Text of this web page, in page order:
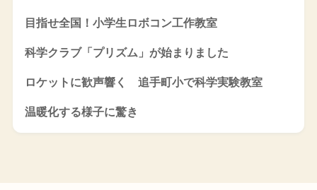
目指せ全国！小学生ロボコン工作教室
科学クラブ「プリズム」が始まりました
ロケットに歓声響く 追手町小で科学実験教室
温暖化する様子に驚き